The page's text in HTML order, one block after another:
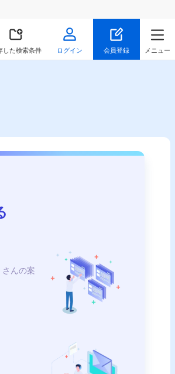
した検索条件 ログイン 会員登録 メニュー
んの案